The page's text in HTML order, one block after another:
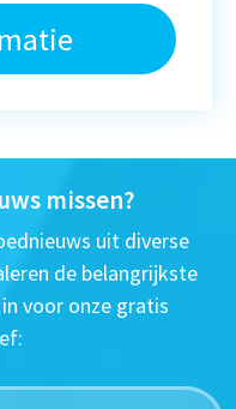
missen?
uit diverse
de belangrijkste
voor onze gratis